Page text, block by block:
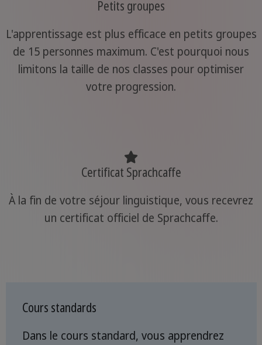
Petits groupes
L'apprentissage est plus efficace en petits groupes
de 15 personnes maximum. C'est pourquoi nous
limitons la taille de nos classes pour optimiser
votre progression.
Certificat Sprachcaffe
À la fin de votre séjour linguistique, vous recevrez
un certificat officiel de Sprachcaffe.
Cours standards
Dans le cours standard, vous apprendrez